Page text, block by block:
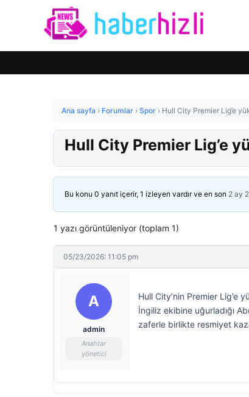
Ana sayfa › Forumlar › Spor › Hull City Premier Lig’e
Hull City Premier Lig’e
Bu konu 0 yanıt içerir, 1 izleyen vardır ve en son 2 ay
1 yazı görüntüleniyor (toplam 1)
05/23/2026: 11:05 pm
A
admin
Anahtar
yönetici
Hull City’nin Premier Lig’e
İngiliz ekibine uğurladığı
zaferle birlikte resmiyet